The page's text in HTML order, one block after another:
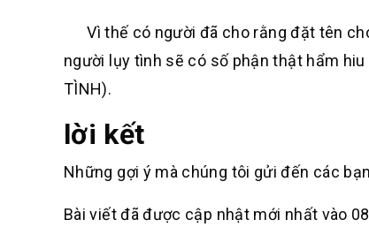
Vì thế có người đã cho rằng đặt tên
người lụy tình sẽ có số phận thật hẩm
TÌNH).
lời kết
Những gợi ý mà chúng tôi gửi đến các
Bài viết đã được cập nhật mới nhất vào